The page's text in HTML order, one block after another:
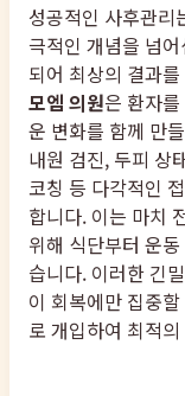
성공적인 사후관리
극적인 개념을 넘
되어 최상의 결과
모엠 의원은 환자
운 변화를 함께 만
내원 검진, 두피 상
코칭 등 다각적인
합니다. 이는 마치
위해 식단부터 운
습니다. 이러한 긴
이 회복에만 집중
로 개입하여 최적